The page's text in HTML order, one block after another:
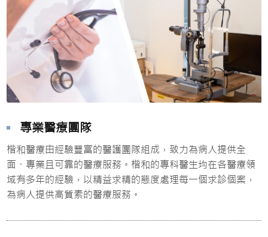
專業醫療團隊
楷和醫療由經驗豐富的醫護團隊組成，致力為病人提供全
面、專業且可靠的醫療服務。楷和的專科醫生均在各醫療領
域有多年的經驗，以精益求精的態度處理每一個求診個案，
為病人提供高質素的醫療服務。